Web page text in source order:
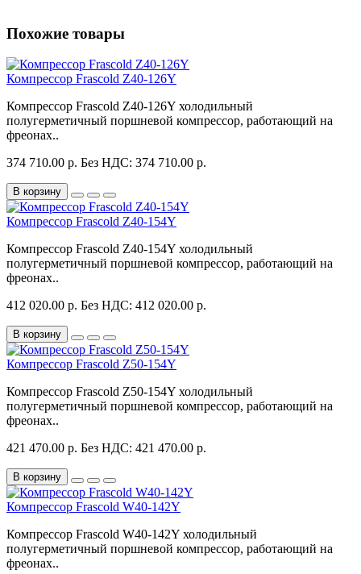
Похожие товары
Компрессор Frascold Z40-126Y
Компрессор Frascold Z40-126Y холодильный
полугерметичный поршневой компрессор, работающий на
фреонах..
374 710.00 р. Без НДС: 374 710.00 р.
В корзину
Компрессор Frascold Z40-154Y
Компрессор Frascold Z40-154Y холодильный
полугерметичный поршневой компрессор, работающий на
фреонах..
412 020.00 р. Без НДС: 412 020.00 р.
В корзину
Компрессор Frascold Z50-154Y
Компрессор Frascold Z50-154Y холодильный
полугерметичный поршневой компрессор, работающий на
фреонах..
421 470.00 р. Без НДС: 421 470.00 р.
В корзину
Компрессор Frascold W40-142Y
Компрессор Frascold W40-142Y холодильный
полугерметичный поршневой компрессор, работающий на
фреонах..